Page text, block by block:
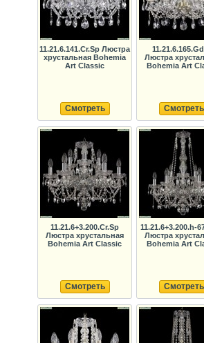
11.21.6.141.Cr.Sp Люстра
хрустальная Bohemia
Art Classic
Смотреть
Люстра
Bohemia Art
Смотреть
11.21.6+3.200.Cr.Sp
Люстра хрустальная
Bohemia Art Classic
Смотреть
11.21.6+3.200.h-
Люстра
Bohemia Art
Смотреть